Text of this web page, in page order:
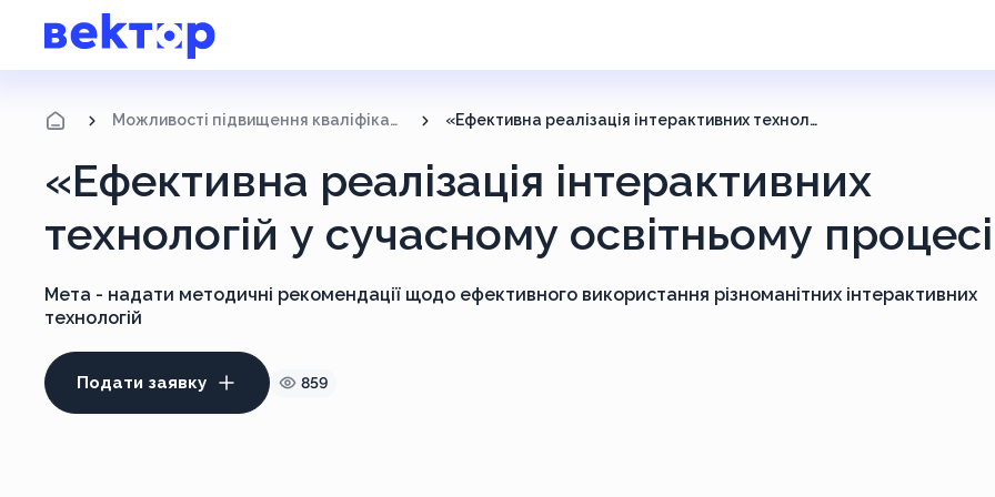
Можливості підвищення кваліфікації «Ефективна реалізація інтерактивних технологій у сучасному освітньому процесі»
«Ефективна реалізація інтерактивних
технологій у сучасному освітньому
Мета - надати методичні рекомендації щодо ефективного використання різноманітних інтерактивних
технологій
Подати заявку 859